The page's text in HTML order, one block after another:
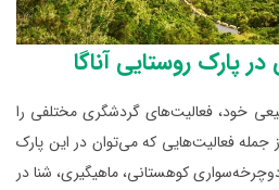
پارک روستایی آناگا
خود، فعالیت‌های گردشگری مختلفی را
جمله فعالیت‌هایی که می‌توان در این پارک
کوهستانی، ماهیگیری، شنا در